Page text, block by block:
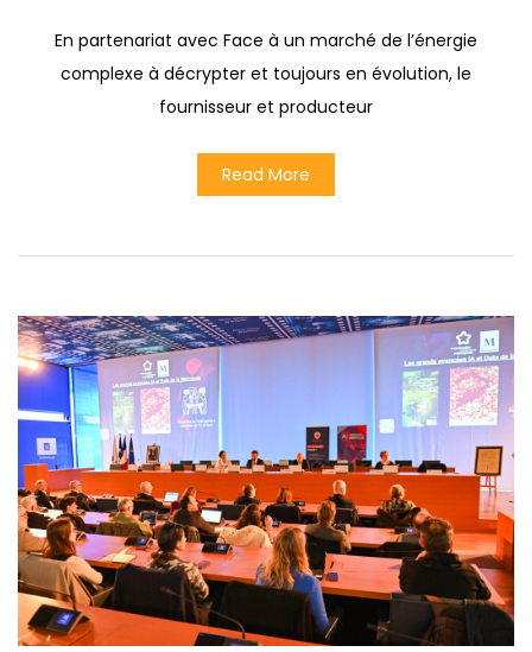
En partenariat avec Face à un marché de l’énergie
complexe à décrypter et toujours en évolution, le
fournisseur et producteur
Read More